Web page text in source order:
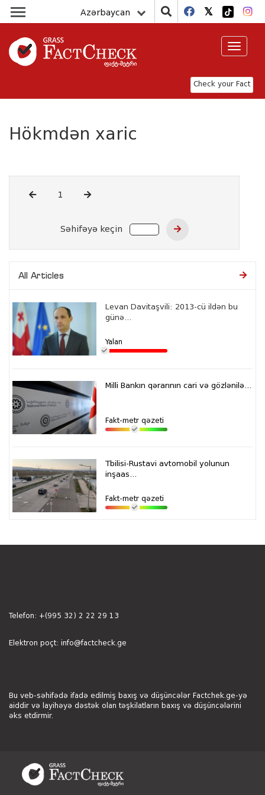
Azərbaycan
Check your Fact
Toggle
Hökmdən xaric
1
Səhifəyə keçin
All Articles
Levan Davitaşvili: 2013-cü ildən bu
günə...
Yalan
Milli Bankın qərarının cari və gözlənilə...
Fakt-metr qəzeti
Tbilisi-Rustavi avtomobil yolunun
inşaas...
Fakt-metr qəzeti
Telefon: +(995 32) 2 22 29 13
Elektron poçt: info@factcheck.ge
Bu veb-səhifədə ifadə edilmiş baxış və düşüncələr Factchek.ge-yə
aiddir və layihəyə dəstək olan təşkilatların baxış və düşüncələrini
əks etdirmir.